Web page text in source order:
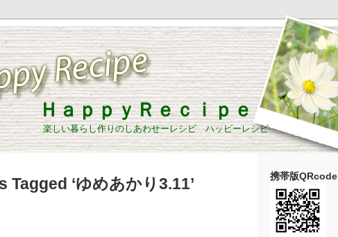
ＨａｐｐｙＲｅｃｉｐｅ
楽しい暮らし作りのしあわせーレシピ ハッピーレシピ
Tagged ‘ゆめあかり3.11’ 携帯版QRcode